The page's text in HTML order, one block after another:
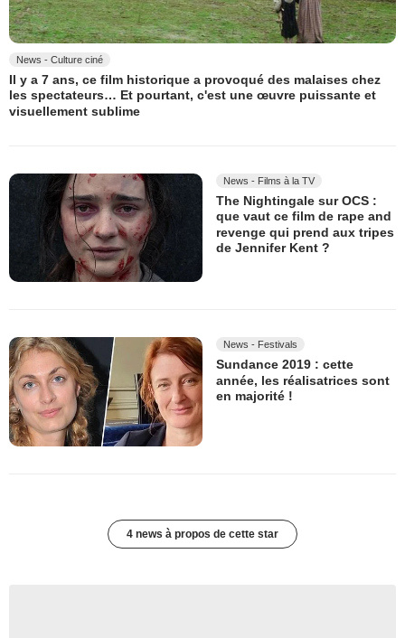
News - Culture ciné
Il y a 7 ans, ce film historique a provoqué des malaises chez
les spectateurs… Et pourtant, c'est une œuvre puissante et
visuellement sublime
News - Films à la TV
The Nightingale sur OCS :
que vaut ce film de rape and
revenge qui prend aux tripes
de Jennifer Kent ?
News - Festivals
Sundance 2019 : cette
année, les réalisatrices sont
en majorité !
4 news à propos de cette star